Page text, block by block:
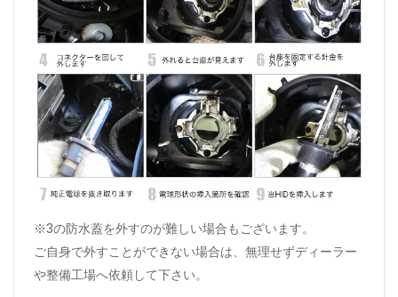
※3の防水蓋を外すのが難しい場合もございます。
ご自身で外すことができない場合は、無理せずディーラー
や整備工場へ依頼して下さい。